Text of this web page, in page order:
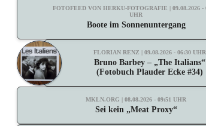
FOTOFEED VON HERKU-FOTOGRAFIE | 09.08.2026 -
UHR
Boote im Sonnenuntergang
FLORIAN RENZ | 09.08.2026 - 06:30 UHR
Bruno Barbey – „The Italians“
(Fotobuch Plauder Ecke #34)
MKLN.ORG | 08.08.2026 - 09:51 UHR
Sei kein „Meat Proxy“